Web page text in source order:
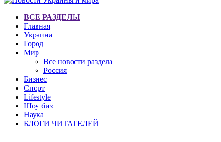
ВСЕ РАЗДЕЛЫ
Главная
Украина
Город
Мир
Все новости раздела
Россия
Бизнес
Спорт
Lifestyle
Шоу-биз
Наука
БЛОГИ ЧИТАТЕЛЕЙ